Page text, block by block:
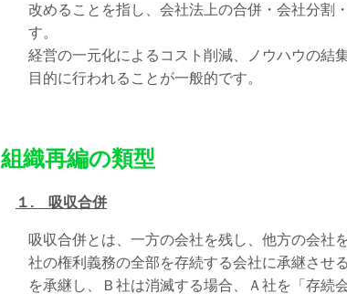
改めることを指し、会社法上の合併・会社分割
す。
経営の一元化によるコスト削減、ノウハウの結
目的に行われることが一般的です。
組織再編の類型
１. 吸収合併
吸収合併とは、一方の会社を残し、他方の会社
社の権利義務の全部を存続する会社に承継させ
を承継し、Ｂ社は消滅する場合、Ａ社を「存続